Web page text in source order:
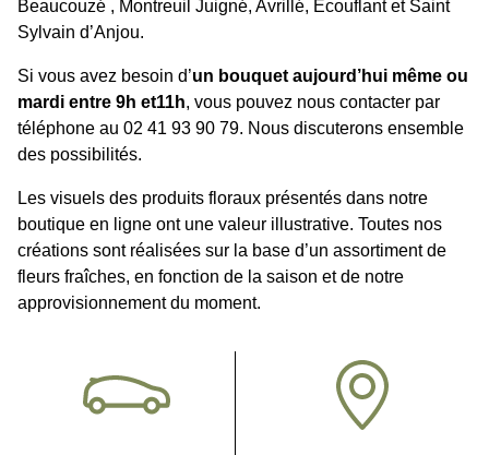
Beaucouzé , Montreuil Juigné, Avrillé, Ecouflant et Saint
Sylvain d’Anjou.
Si vous avez besoin d’un bouquet aujourd’hui même ou
mardi entre 9h et11h, vous pouvez nous contacter par
téléphone au 02 41 93 90 79. Nous discuterons ensemble
des possibilités.
Les visuels des produits floraux présentés dans notre
boutique en ligne ont une valeur illustrative. Toutes nos
créations sont réalisées sur la base d’un assortiment de
fleurs fraîches, en fonction de la saison et de notre
approvisionnement du moment.